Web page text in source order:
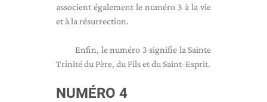
associent également le numéro 3 à la vie
et à la résurrection.
Enfin, le numéro 3 signifie la Sainte
Trinité du Père, du Fils et du Saint-Esprit.
NUMÉRO 4